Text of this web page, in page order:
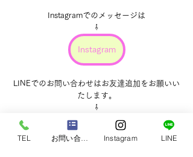
Instagramでのメッセージは
⇩
Instagram
LINEでのお問い合わせはお友達追加をお願いい
たします。
⇩
TEL お問い合わせ Instagram LINE